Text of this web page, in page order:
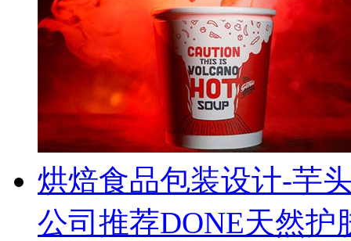
烘焙食品包装设计-芋
公司推荐DONE天然